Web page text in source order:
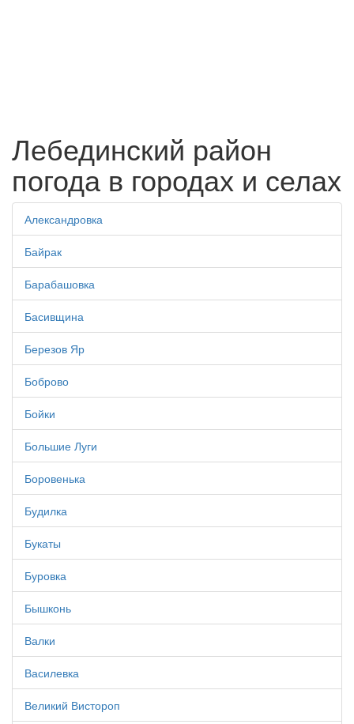
Лебединский район
погода в городах и селах
Александровка
Байрак
Барабашовка
Басивщина
Березов Яр
Боброво
Бойки
Большие Луги
Боровенька
Будилка
Букаты
Буровка
Бышконь
Валки
Василевка
Великий Вистороп